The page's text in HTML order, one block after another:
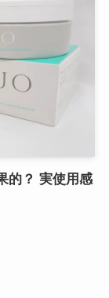
的？ 実使用感